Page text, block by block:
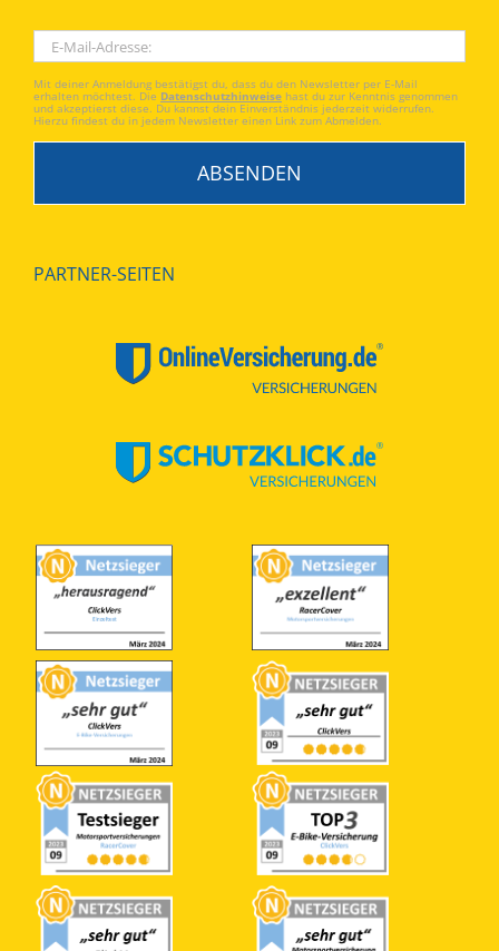
Mit deiner Anmeldung bestätigst du, dass du den Newsletter per E-Mail
erhalten möchtest. Die Datenschutzhinweise hast du zur Kenntnis genommen
und akzeptierst diese. Du kannst dein Einverständnis jederzeit widerrufen.
Hierzu findest du in jedem Newsletter einen Link zum Abmelden.
PARTNER-SEITEN